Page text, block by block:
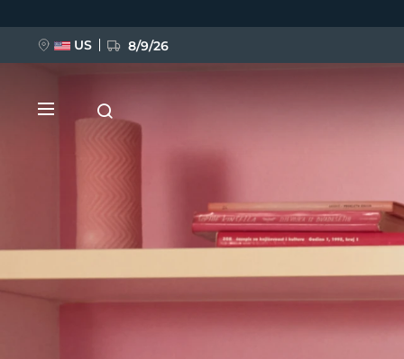
US 8/9/26
BREAKING NEWS